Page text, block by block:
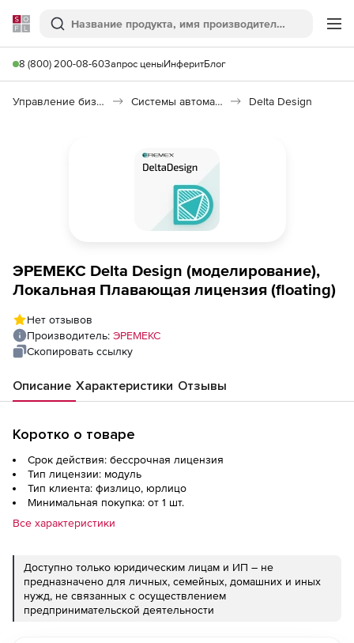
Softline
Поиск
8 (800) 200-08-60Запрос ценыИнферитБлог
Управление бизнесом, CRM/ERP Системы автоматизации Delta Design
ЭРЕМЕКС Delta Design (моделирование),
Локальная Плавающая лицензия (floating)
Нет отзывов
Производитель: ЭРЕМЕКС
Скопировать ссылку
Описание Характеристики Отзывы
Коротко о товаре
Срок действия: бессрочная лицензия
Тип лицензии: модуль
Тип клиента: физлицо, юрлицо
Минимальная покупка: от 1 шт.
Все характеристики
Доступно только юридическим лицам и ИП – не
предназначено для личных, семейных, домашних и иных
нужд, не связанных с осуществлением
предпринимательской деятельности